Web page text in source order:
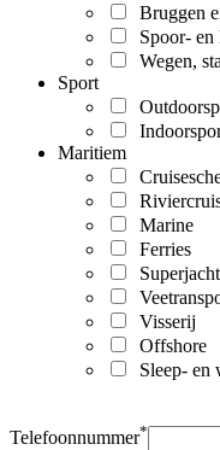
Bruggen
Spoor- en
Wegen,
Sport
Maritiem
Marine
Ferries
Visserij
Offshore
Sleep- en
Telefoonnummer*